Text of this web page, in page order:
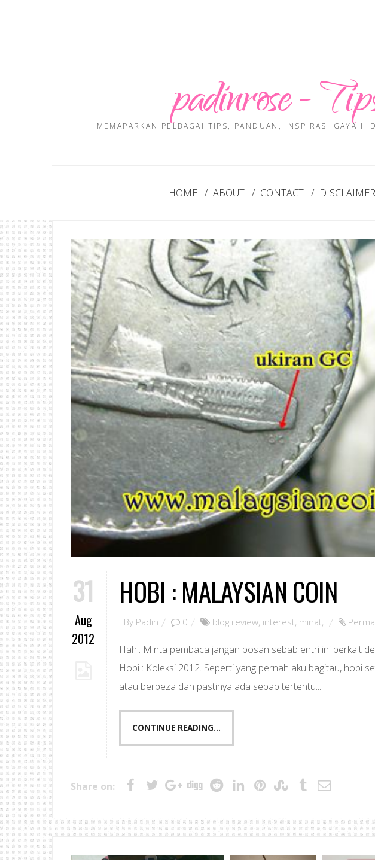
padinrose -
MEMAPARKAN PELBAGAI TIPS, PANDUAN, INSPIRASI GAYA
HOME ABOUT CONTACT DISCLAIMER
31
Aug
2012
HOBI : MALAYSIAN COIN
By Padin 0 blog review, interest, minat,
Hah.. Minta pembaca jangan bosan sebab entri ini berkait
Hobi : Koleksi 2012. Seperti yang pernah aku bagitau, hobi
atau berbeza dan pastinya ada sebab tertentu...
CONTINUE READING...
Share on: